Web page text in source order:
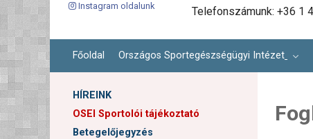
Instagram oldalunk
Ügyfélszolgálati email
Telefonszámunk: +36 1
Főoldal Országos Sportegészségügyi Intézet
HÍREINK
OSEI Sportolói tájékoztató
Betegelőjegyzés